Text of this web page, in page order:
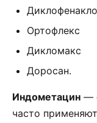
Ортофлекс
Дикломакс
Доросан.
Индометацин —
часто